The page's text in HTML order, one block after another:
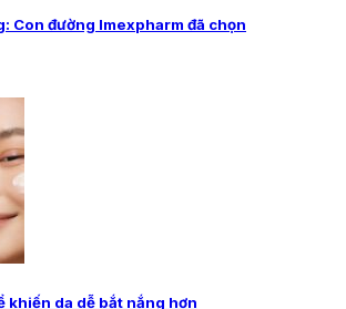
Con đường Imexpharm đã chọn
khiến da dễ bắt nắng hơn